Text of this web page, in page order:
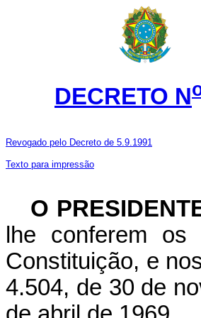
DECRETO N
Revogado pelo Decreto de 5.9.1991
Texto para impressão
O
lhe conferem
Constituição, e
4.504, de 30 de